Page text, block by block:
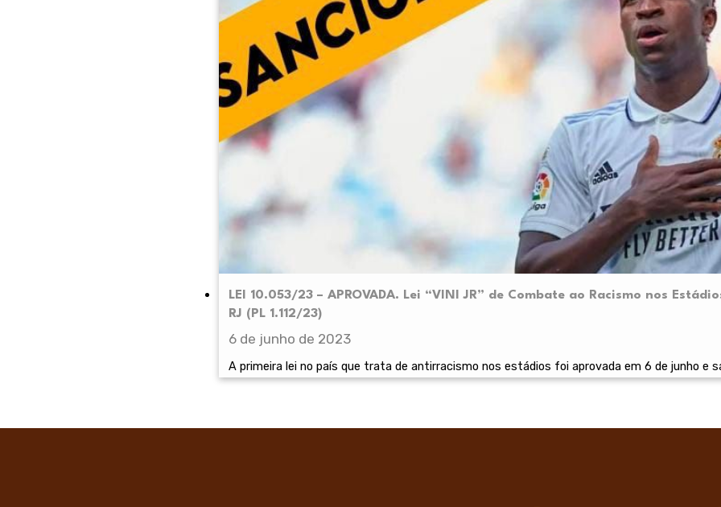
LEI 10.053/23 – APROVADA. Lei “VINI JR” de Combate ao Racismo nos
RJ (PL 1.112/23)
6 de junho de 2023
A primeira lei no país que trata de antirracismo nos estádios foi aprovada em 6 de junho e